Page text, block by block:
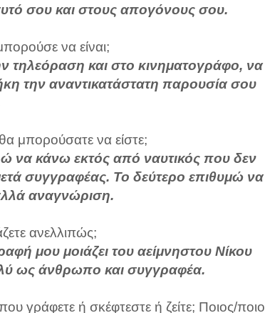
σου και στους απογόνους σου.
να είναι;
τηλεόραση και στο κινηματογράφο, να
την αναντικατάστατη παρουσία σου
μπορούσατε να είστε;
να κάνω εκτός από ναυτικός που δεν
συγγραφέας. Το δεύτερο επιθυμώ να
αναγνώριση.
ανελλιπώς;
μου μοιάζει του αείμνηστου Νίκου
ως άνθρωπο και συγγραφέα.
γράφετε ή σκέφτεστε ή ζείτε; Ποιος/ποιο